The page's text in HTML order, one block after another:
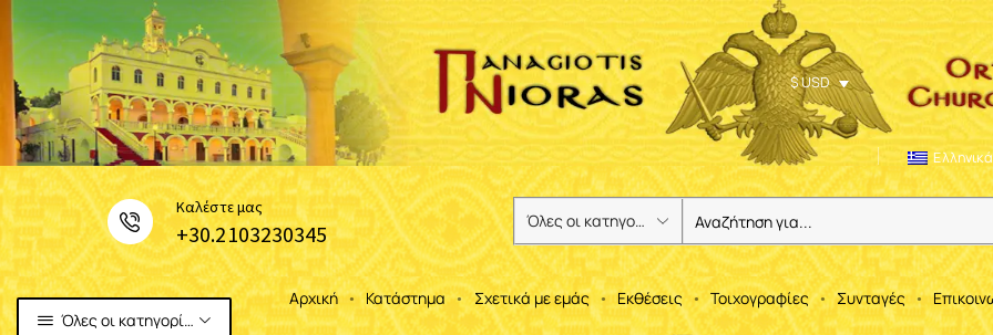
$ USD
Ελληνικά
Καλέστε μας
+30.2103230345
Όλες οι κατηγορίες
Αρχική Κατάστημα Σχετικά με εμάς Εκθέσεις Τοιχογραφίες Συνταγές